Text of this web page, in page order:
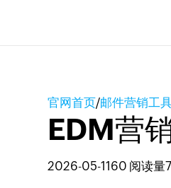
官网首页/邮件营销工
EDM营
2026-05-11 60 阅读量